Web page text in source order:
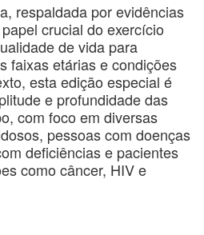
respaldada por evidências
crucial do exercício
de vida para
faixas etárias e condições
esta edição especial é
e profundidade das
com foco em diversas
pessoas com doenças
deficiências e pacientes
como câncer, HIV e